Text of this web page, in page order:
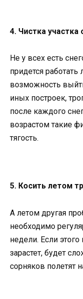
4. Чистка участка
Не у всех есть
придется
возможность
иных построек,
после каждого
возрастом такие
тягость.
5. Косить летом
А летом другая
необходимо
недели. Если
зарастет, будет
сорняков полетят